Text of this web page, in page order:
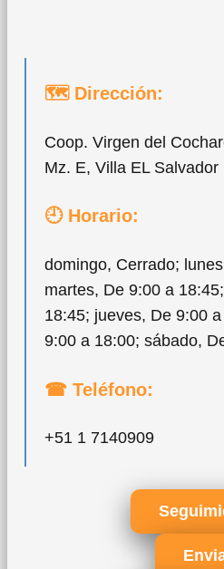
🗺 Dirección:
Coop. Virgen del
Mz. E, Villa EL Salvador
🕘 Horario:
domingo, Cerrado;
martes, De 9:00 a
18:45; jueves, De 9:00
9:00 a 18:00; sábado,
☎ Teléfono:
+51 1 7140909